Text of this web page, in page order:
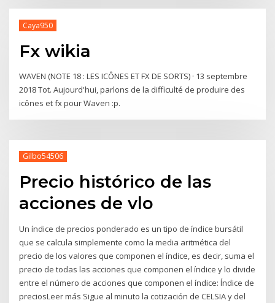
Caya950
Fx wikia
WAVEN (NOTE 18 : LES ICÔNES ET FX DE SORTS) · 13 septembre
2018 Tot. Aujourd'hui, parlons de la difficulté de produire des
icônes et fx pour Waven :p.
Gilbo54506
Precio histórico de las
acciones de vlo
Un índice de precios ponderado es un tipo de índice bursátil
que se calcula simplemente como la media aritmética del
precio de los valores que componen el índice, es decir, suma el
precio de todas las acciones que componen el índice y lo divide
entre el número de acciones que componen el índice: Índice de
preciosLeer más Sigue al minuto la cotización de CELSIA y del